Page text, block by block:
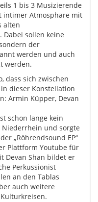
1 bis 3 Musizierende
intimer Atmosphäre mit
alten
Dabei sollen keine
der
werden und auch
werden.
dass sich zwischen
dieser Konstellation
Armin Küpper, Devan
schon lange kein
und sorgte
„Röhrendsound EP“
Plattform Youtube für
Devan Shan bildet er
Perkussionist
an den Tablas
auch weitere